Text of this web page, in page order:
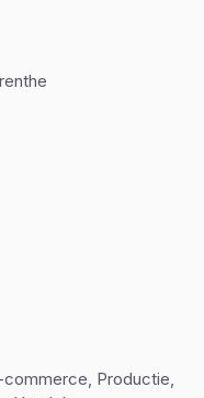
commerce, Productie,